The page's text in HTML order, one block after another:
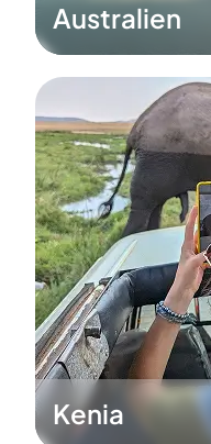
Australien
Kenia